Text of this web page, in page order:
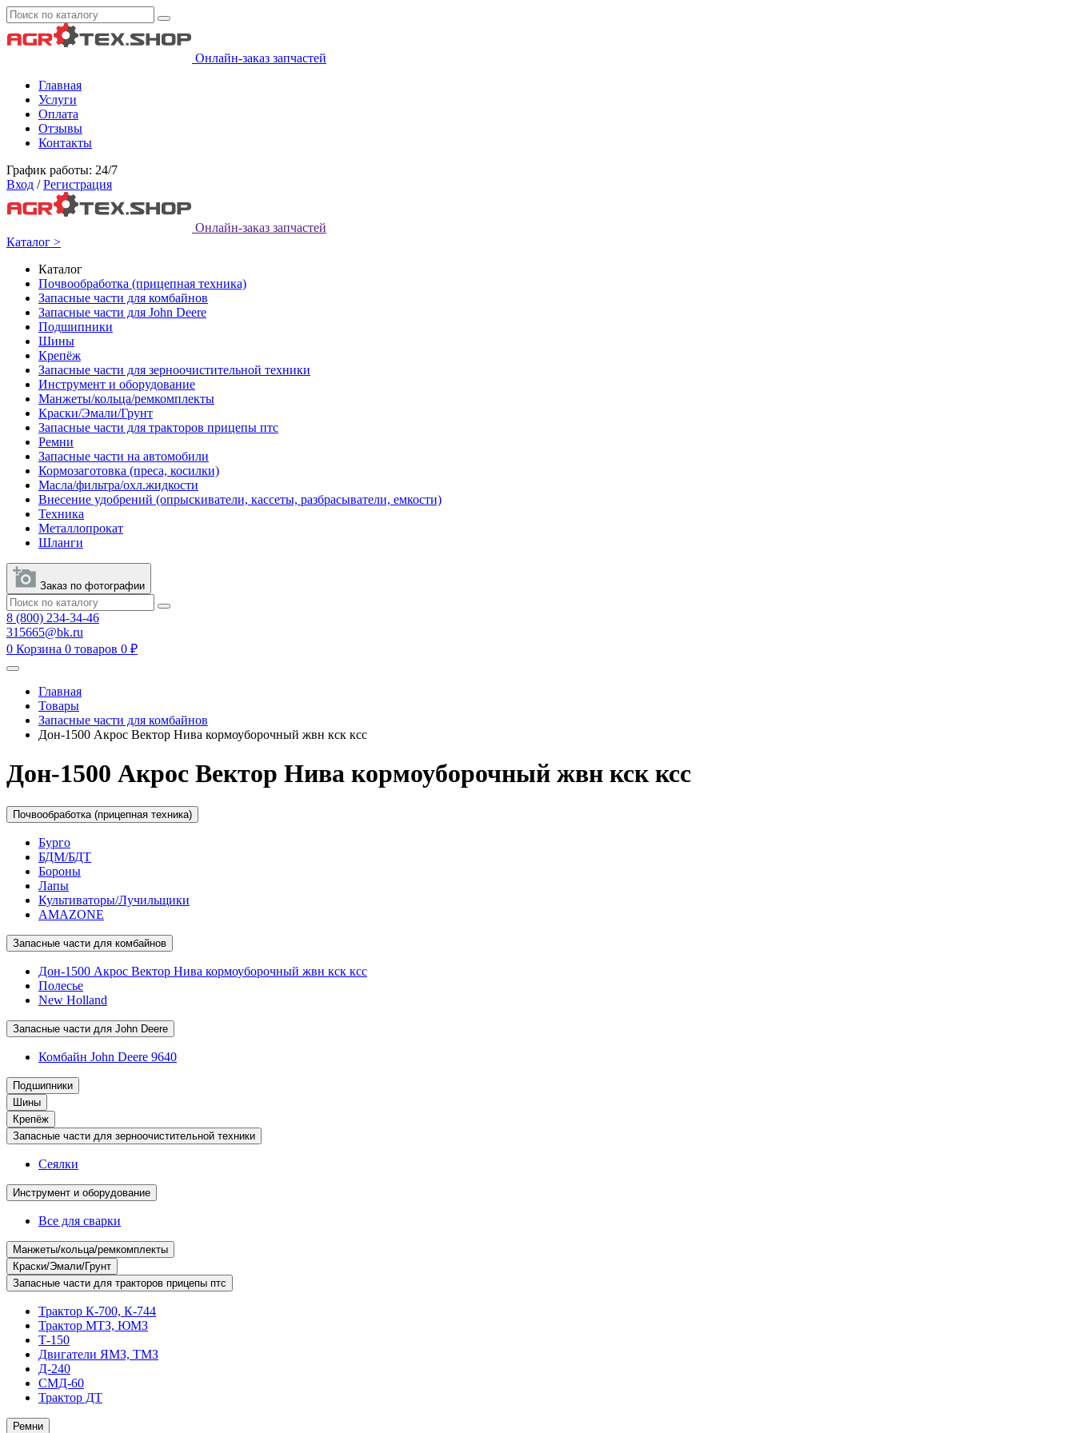
Онлайн-заказ запчастей
Главная
Услуги
Оплата
Отзывы
Контакты
График работы: 24/7
Вход / Регистрация
Онлайн-заказ запчастей
Каталог >
Каталог
Почвообработка (прицепная техника)
Запасные части для комбайнов
Запасные части для John Deere
Подшипники
Шины
Крепёж
Запасные части для зерноочистительной техники
Инструмент и оборудование
Манжеты/кольца/ремкомплекты
Краски/Эмали/Грунт
Запасные части для тракторов прицепы птс
Ремни
Запасные части на автомобили
Кормозаготовка (преса, косилки)
Масла/фильтра/охл.жидкости
Внесение удобрений (опрыскиватели, кассеты, разбрасыватели, емкости)
Техника
Металлопрокат
Шланги
Заказ по фотографии
8 (800) 234-34-46
315665@bk.ru
0 Корзина 0 товаров 0 ₽
Главная
Товары
Запасные части для комбайнов
Дон-1500 Акрос Вектор Нива кормоуборочный жвн кск ксс
Дон-1500 Акрос Вектор Нива кормоуборочный жвн кск ксс
Почвообработка (прицепная техника)
Бурго
БДМ/БДТ
Бороны
Лапы
Культиваторы/Лучильщики
AMAZONE
Запасные части для комбайнов
Дон-1500 Акрос Вектор Нива кормоуборочный жвн кск ксс
Полесье
New Holland
Запасные части для John Deere
Комбайн John Deere 9640
Подшипники
Шины
Крепёж
Запасные части для зерноочистительной техники
Сеялки
Инструмент и оборудование
Все для сварки
Манжеты/кольца/ремкомплекты
Краски/Эмали/Грунт
Запасные части для тракторов прицепы птс
Трактор К-700, К-744
Трактор МТЗ, ЮМЗ
Т-150
Двигатели ЯМЗ, ТМЗ
Д-240
СМД-60
Трактор ДТ
Ремни